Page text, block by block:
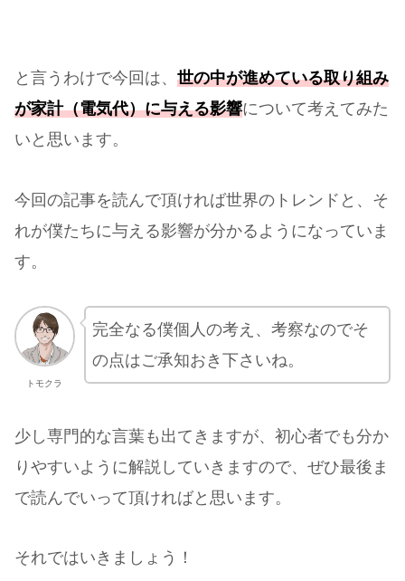
と言うわけで今回は、 世の中が進めている取り組み
が家計（電気代）に与える影響について考えてみた
いと思います。
今回の記事を読んで頂ければ世界のトレンドと、そ
れが僕たちに与える影響が分かるようになっていま
す。
トモクラ
完全なる僕個人の考え、考察なのでそ
の点はご承知おき下さいね。
少し専門的な言葉も出てきますが、初心者でも分か
りやすいように解説していきますので、ぜひ最後ま
で読んでいって頂ければと思います。
それではいきましょう！